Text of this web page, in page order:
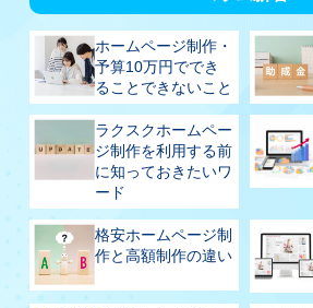
ホームページ制作・
予算10万円ででき
ることできないこと
ラクスクホームペー
ジ制作を利用する前
に知っておきたいワ
ード
格安ホームページ制
作と高額制作の違い